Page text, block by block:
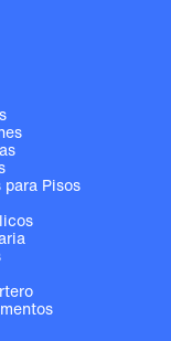
Pisos